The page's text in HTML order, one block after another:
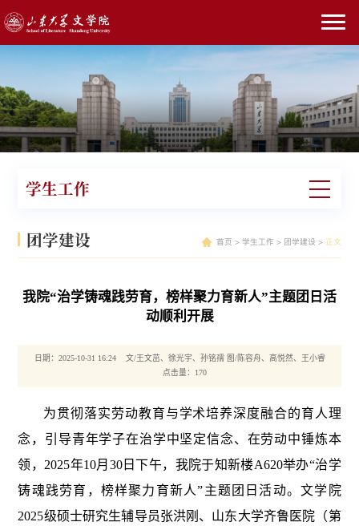
学生工作
团学建设 首页 > 学生工作 > 团学建设 > 正文
我院“治学铸魂践劳育，榜样聚力育新人”主题团日活
动顺利开展
日期：2025-10-31 16:24 文/王文茁、徐光宇、孙铭孺 图/陈容舟、高悦然、王小睿
点击量：
170
为贯彻落实劳动教育与学术培养深度融合的育人理
念，引导青年学子在治学中坚定信念、在劳动中锤炼本
领，2025年10月30日下午，我院于知新楼A620举办“治学
铸魂践劳育，榜样聚力育新人”主题团日活动。文学院
2025级硕士研究生辅导员张洪刚、山东大学齐鲁医院（第